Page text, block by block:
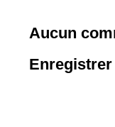
Aucun